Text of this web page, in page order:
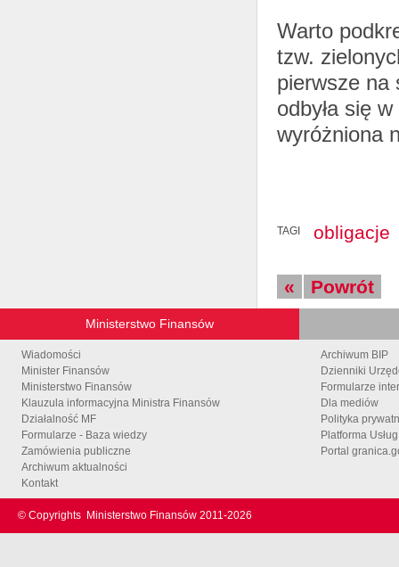
Warto
tzw.
pierwsze na
odbyła się
wyróżniona
TAGI obligacje
« Powrót
Ministerstwo Finansów
Wiadomości
Minister Finansów
Ministerstwo Finansów
Klauzula informacyjna Ministra Finansów
Działalność MF
Formularze - Baza wiedzy
Zamówienia publiczne
Archiwum aktualności
Kontakt
Archiwum BIP
Dzienniki
Formularze
Dla mediów
Polityka
Platforma
Portal
© Copyrights Ministerstwo Finansów 2011-2026